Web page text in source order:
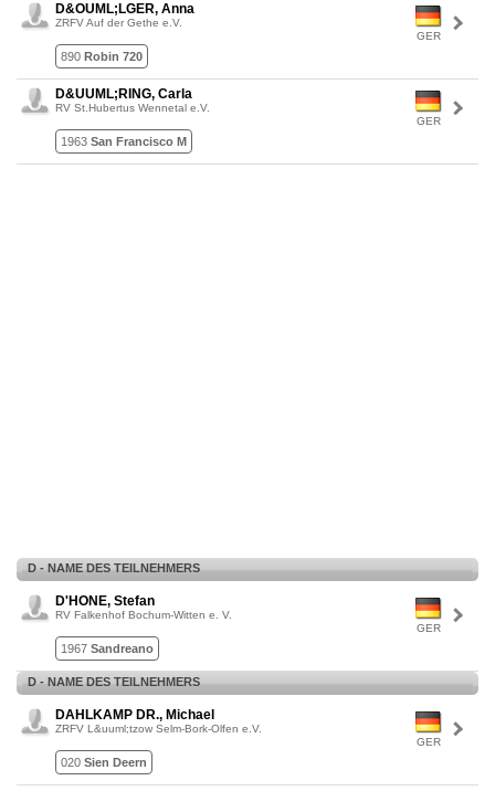
GER
D&OUML;LGER, Anna
ZRFV Auf der Gethe e.V.
890 Robin 720
GER
D&UUML;RING, Carla
RV St.Hubertus Wennetal e.V.
1963 San Francisco M
D - NAME DES TEILNEHMERS
GER
D'HONE, Stefan
RV Falkenhof Bochum-Witten e. V.
1967 Sandreano
D - NAME DES TEILNEHMERS
GER
DAHLKAMP DR., Michael
ZRFV L&uuml;tzow Selm-Bork-Olfen e.V.
020 Sien Deern